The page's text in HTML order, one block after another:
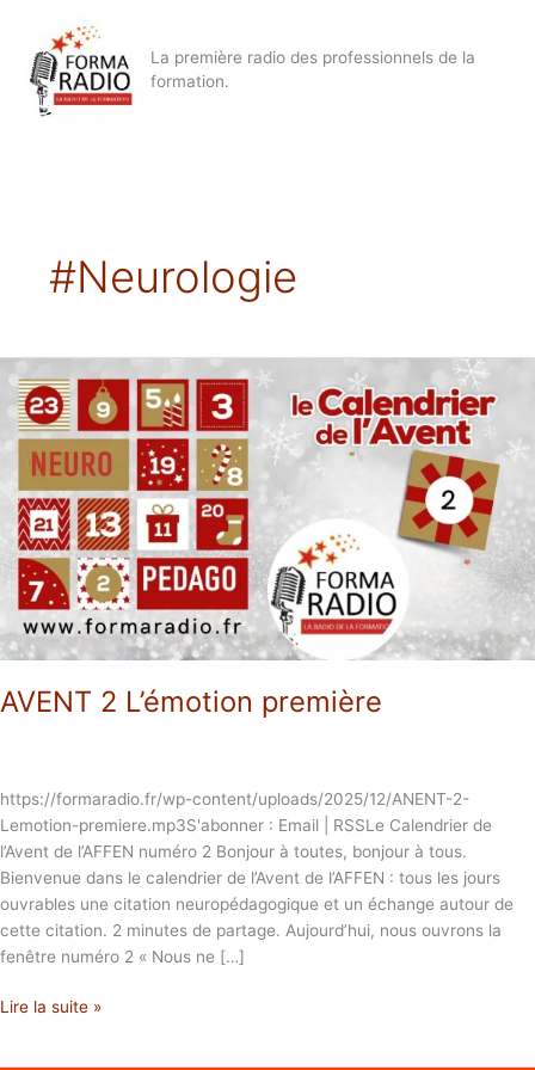
contenu
La première radio des professionnels de la
formation.
#neurologie
AVENT 2 L’émotion première
https://formaradio.fr/wp-content/uploads/2025/12/ANENT-2-
Lemotion-premiere.mp3S'abonner : Email | RSSLe Calendrier de
l’Avent de l’AFFEN numéro 2 Bonjour à toutes, bonjour à tous.
Bienvenue dans le calendrier de l’Avent de l’AFFEN : tous les jours
ouvrables une citation neuropédagogique et un échange autour de
cette citation. 2 minutes de partage. Aujourd’hui, nous ouvrons la
fenêtre numéro 2 « Nous ne […]
L’émotion
première
Lire la suite »